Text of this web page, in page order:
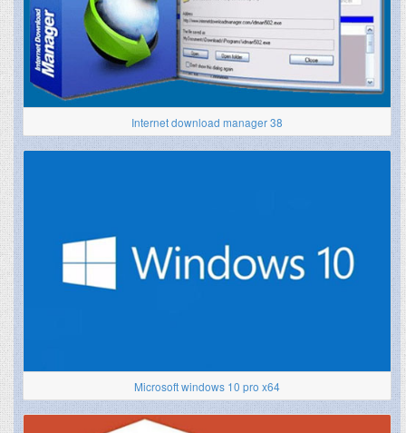
Internet download manager 38
Microsoft windows 10 pro x64